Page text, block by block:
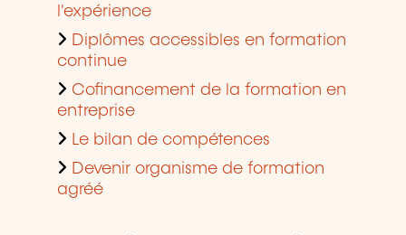
l'expérience
Diplômes accessibles en formation
continue
Cofinancement de la formation en
entreprise
Le bilan de compétences
Devenir organisme de formation
agréé